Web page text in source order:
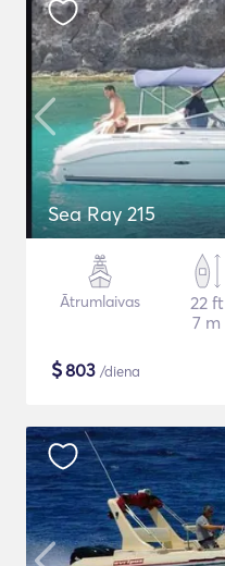
Sea Ray 215
Ātrumlaivas
22 ft
7 m
$803 /diena